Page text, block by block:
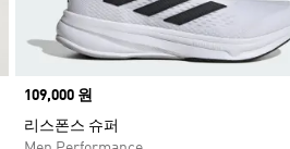
Price
109,000 원
리스폰스 슈퍼